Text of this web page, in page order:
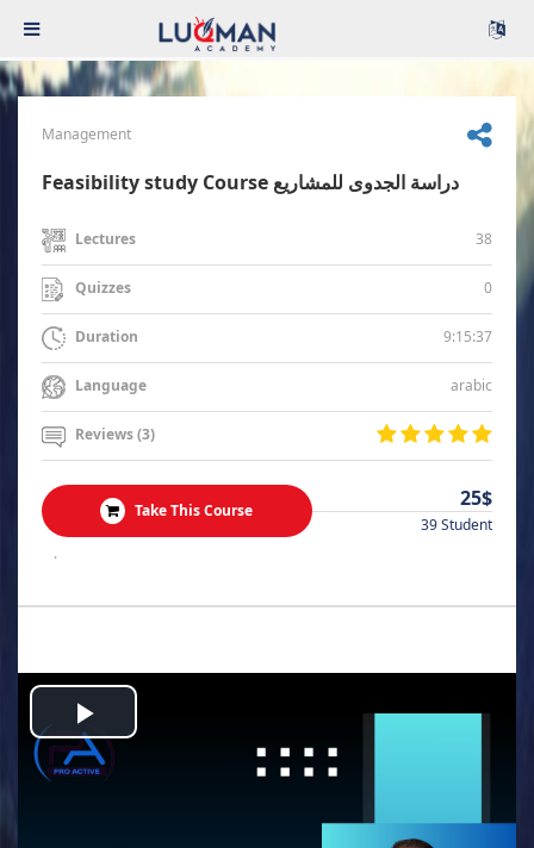
Management
Feasibility study Course دراسة الجدوى للمشاريع
Lectures 38
Quizzes 0
Duration 9:15:37
Language arabic
Reviews (3)
Take This Course 25$
39 Student
.
Play